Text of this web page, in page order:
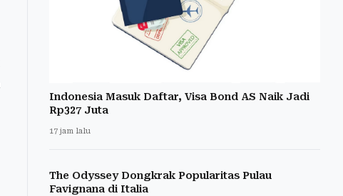
Indonesia Masuk Daftar, Visa Bond AS Naik Jadi
Rp327 Juta
17 jam lalu
The Odyssey Dongkrak Popularitas Pulau
Favignana di Italia